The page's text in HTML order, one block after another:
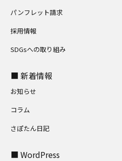
パンフレット請求
採用情報
SDGsへの取り組み
■ 新着情報
お知らせ
コラム
さぽたん日記
■ WordPress